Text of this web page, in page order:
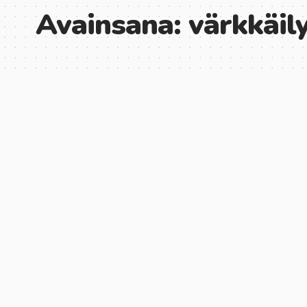
Avainsana: